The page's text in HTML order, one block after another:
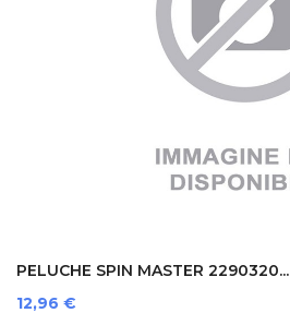
PELUCHE SPIN MASTER 2290320...
Prezzo
12,96 €